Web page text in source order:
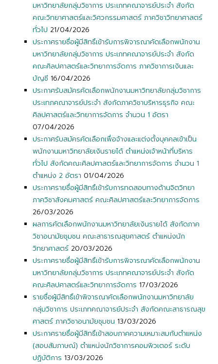
มหาวิทยาลัยกลุ่มวิชาการ ประเภทคณาจารย์ประจำ สังกัด
คณะวิทยาศาสตร์และวิศวกรรมศาสตร์ ภาควิชาวิทยาศาสตร์
ทั่วไป 21/04/2026
ประกาศรายชื่อผู้มีสิทธิ์เข้ารับการพิจารณาคัดเลือกพนักงาน
มหาวิทยาลัยกลุ่มวิชาการ ประเภทคณาจารย์ประจำ สังกัด
คณะศิลปศาสตร์และวิทยาการจัดการ ภาควิชาการเงินและ
บัญชี 16/04/2026
ประกาศรับสมัครคัดเลือกพนักงานมหาวิทยาลัยกลุ่มวิชาการ
ประเทภคณาจารย์ประจำ สังกัดภาควิชาบริหารธุรกิจ คณะ
ศิลปศาสตร์และวิทยาการจัดการ จำนวน 1 อัตรา
07/04/2026
ประกาศรับสมัครคัดเลือกเพื่อจ้างและแต่งตั้งบุคคลเข้าเป็น
พนักงานมหาวิทยาลัยเงินรายได้ ตำแหน่งเจ้าหน้าที่บริหาร
ทั่วไป สังกัดคณะศิลปศาสตร์และวิทยาการจัดการ จำนวน 1
ตำแหน่ง 2 อัตรา 01/04/2026
ประกาศรายชื่อผู้มีสิทธิ์เข้ารับการทดสอบทางด้านจิตวิทยา
ภาควิชาสังคมศาสตร์ คณะศิลปศาสตร์และวิทยาการจัดการ
26/03/2026
ผลการคัดเลือกพนักงานมหาวิทยาลัยเงินรายได้ สังกัดภาค
วิชาอนามัยชุมชน คณะสาธารณสุขศาสตร์ ตำแหน่งนัก
วิทยาศาสตร์20/03/2026
ประกาศรายชื่อผู้มีสิทธิ์เข้ารับการพิจารณาคัดเลือกพนักงาน
มหาวิทยาลัยกลุ่มวิชาการ ประเภทคณาจารย์ประจำ สังกัด
คณะศิลปศาสตร์และวิทยาการจัดการ 17/03/2026
รายชื่อผู้มีสิทธิ์เข้าพิจารณาคัดเลือกพนักงานมหาวิทยาลัย
กลุ่มวิชาการ ประเภทคณาจารย์ประจำ สังกัดคณะสาธารณสุข
ศาสตร์ ภาควิชาอนามัยชุมชน 13/03/2026
ประกาศรายชื่อผู้มีสิทธิ์เข้าสอบภาคความเหมาะสมกับตำแหน่ง
(สอบสัมภาษณ์) ตำแหน่งนักวิชาการคอมพิวเตอร์ ระดับ
ปฏิบัติการ 13/03/2026